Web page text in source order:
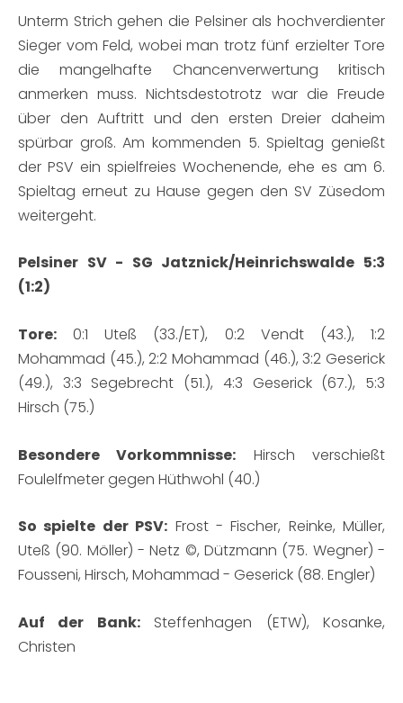
Unterm Strich gehen die Pelsiner als hochverdienter
Sieger vom Feld, wobei man trotz fünf erzielter Tore
die mangelhafte Chancenverwertung kritisch
anmerken muss. Nichtsdestotrotz war die Freude
über den Auftritt und den ersten Dreier daheim
spürbar groß. Am kommenden 5. Spieltag genießt
der PSV ein spielfreies Wochenende, ehe es am 6.
Spieltag erneut zu Hause gegen den SV Züsedom
weitergeht.
Pelsiner SV - SG Jatznick/Heinrichswalde 5:3
(1:2)
Tore: 0:1 Uteß (33./ET), 0:2 Vendt (43.), 1:2
Mohammad (45.), 2:2 Mohammad (46.), 3:2 Geserick
(49.), 3:3 Segebrecht (51.), 4:3 Geserick (67.), 5:3
Hirsch (75.)
Besondere Vorkommnisse: Hirsch verschießt
Foulelfmeter gegen Hüthwohl (40.)
So spielte der PSV: Frost - Fischer, Reinke, Müller,
Uteß (90. Möller) - Netz ©, Dützmann (75. Wegner) -
Fousseni, Hirsch, Mohammad - Geserick (88. Engler)
Auf der Bank:Steffenhagen (ETW), Kosanke,
Christen